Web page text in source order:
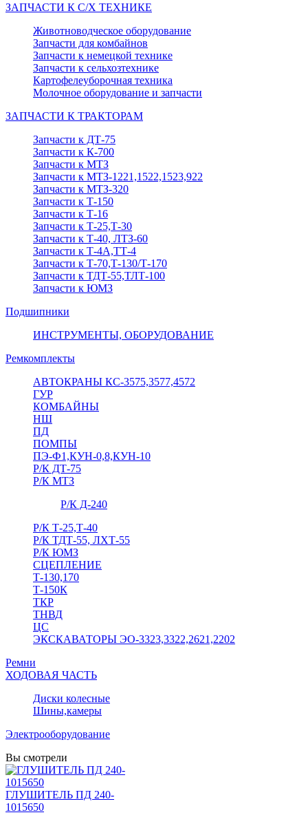
ЗАПЧАСТИ К С/Х ТЕХНИКЕ
Животноводческое оборудование
Запчасти для комбайнов
Запчасти к немецкой технике
Запчасти к сельхозтехнике
Картофелеуборочная техника
Молочное оборудование и запчасти
ЗАПЧАСТИ К ТРАКТОРАМ
Запчасти к ДТ-75
Запчасти к К-700
Запчасти к МТЗ
Запчасти к МТЗ-1221,1522,1523,922
Запчасти к МТЗ-320
Запчасти к Т-150
Запчасти к Т-16
Запчасти к Т-25,Т-30
Запчасти к Т-40, ЛТЗ-60
Запчасти к Т-4А,ТТ-4
Запчасти к Т-70,Т-130/Т-170
Запчасти к ТДТ-55,ТЛТ-100
Запчасти к ЮМЗ
Подшипники
ИНСТРУМЕНТЫ, ОБОРУДОВАНИЕ
Ремкомплекты
АВТОКРАНЫ КС-3575,3577,4572
ГУР
КОМБАЙНЫ
НШ
ПД
ПОМПЫ
ПЭ-Ф1,КУН-0,8,КУН-10
Р/К ДТ-75
Р/К МТЗ
Р/К Д-240
Р/К Т-25,Т-40
Р/К ТДТ-55, ЛХТ-55
Р/К ЮМЗ
СЦЕПЛЕНИЕ
Т-130,170
Т-150К
ТКР
ТНВД
ЦС
ЭКСКАВАТОРЫ ЭО-3323,3322,2621,2202
Ремни
ХОДОВАЯ ЧАСТЬ
Диски колесные
Шины,камеры
Электрооборудование
Вы смотрели
ГЛУШИТЕЛЬ ПД 240-
1015650